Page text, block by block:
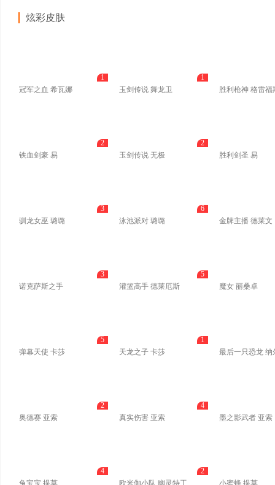
炫彩皮肤
冠军之血 希瓦娜
1
玉剑传说 舞龙卫
1
胜利枪神 格雷福
铁血剑豪 易
2
玉剑传说 无极
2
胜利剑圣 易
驯龙女巫 璐璐
3
泳池派对 璐璐
6
金牌主播 德莱文
诺克萨斯之手
3
灌篮高手 德莱厄斯
5
魔女 丽桑卓
弹幕天使 卡莎
5
天龙之子 卡莎
1
最后一只恐龙 纳
奥德赛 亚索
2
真实伤害 亚索
4
墨之影武者 亚索
兔宝宝 提莫
4
欧米伽小队 幽灵特工
2
小蜜蜂 提莫